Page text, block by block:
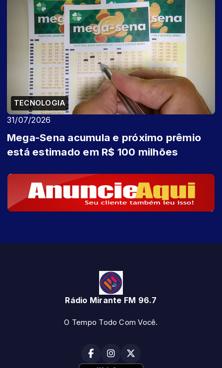
TECNOLOGIA
31/07/2026
Mega-Sena acumula e próximo prêmio
está estimado em R$ 100 milhões
Rádio Mirante FM 96.7
O Tempo Todo Com Você.